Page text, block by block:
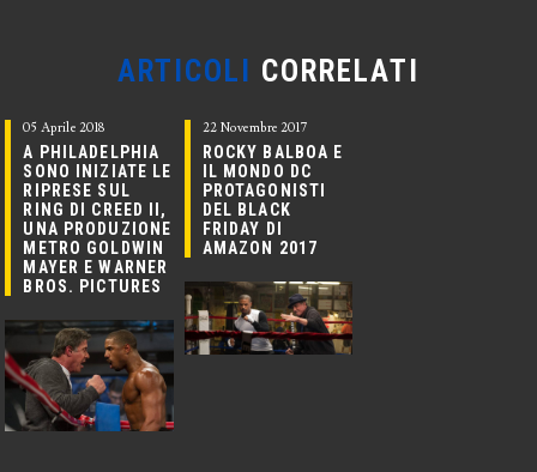
ARTICOLI CORRELATI
05 Aprile 2018
A PHILADELPHIA
SONO INIZIATE LE
RIPRESE SUL
RING DI CREED II,
UNA PRODUZIONE
METRO GOLDWIN
MAYER E WARNER
BROS. PICTURES
22 Novembre 2017
ROCKY BALBOA E
IL MONDO DC
PROTAGONISTI
DEL BLACK
FRIDAY DI
AMAZON 2017